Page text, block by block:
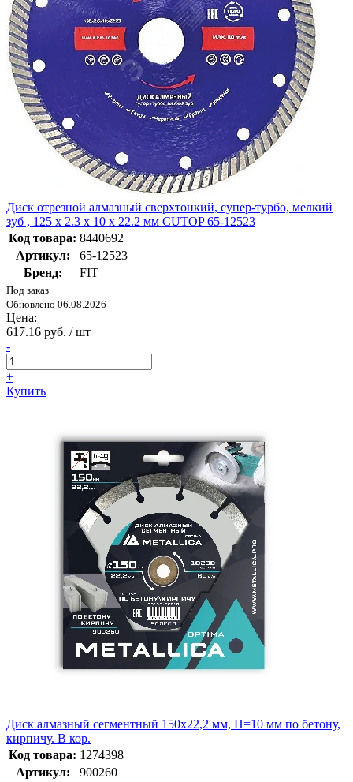
Диск отрезной алмазный сверхтонкий, супер-турбо, мелкий
зуб , 125 x 2.3 x 10 x 22.2 мм CUTOP 65-12523
Код товара: 8440692
Артикул:
65-12523
Бренд:
FIT
Под заказ
Обновлено 06.08.2026
Цена:
617.16 руб. / шт
-
+
Купить
Диск алмазный сегментный 150x22,2 мм, H=10 мм по бетону,
кирпичу. В кор.
Код товара: 1274398
Артикул:
900260